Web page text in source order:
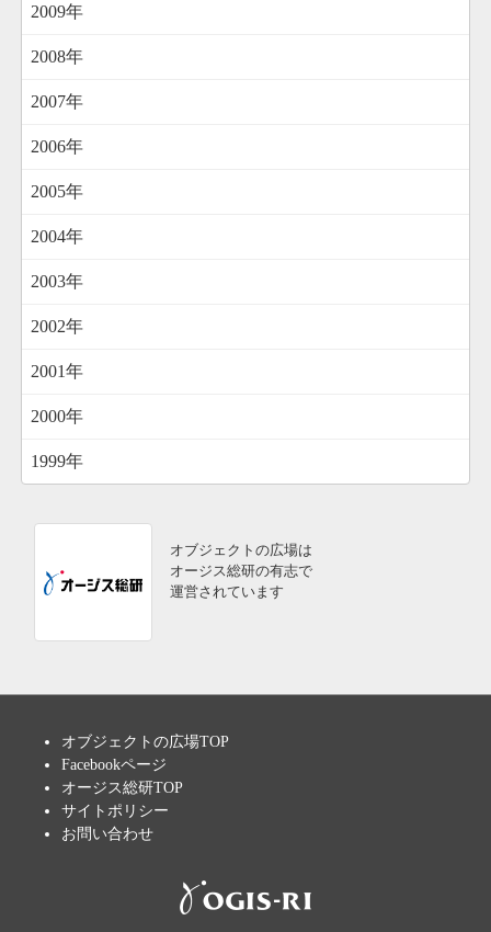
2009年
2008年
2007年
2006年
2005年
2004年
2003年
2002年
2001年
2000年
1999年
オブジェクトの広場は
オージス総研の有志で
運営されています
オブジェクトの広場TOP
Facebookページ
オージス総研TOP
サイトポリシー
お問い合わせ